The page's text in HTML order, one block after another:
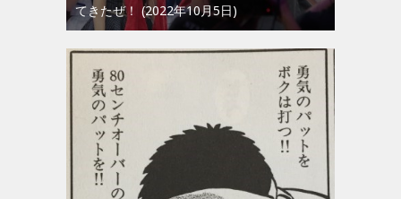
てきたぜ！
2022年10月5日